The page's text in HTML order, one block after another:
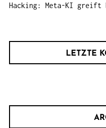
Hacking: Meta-KI greift
LETZTE